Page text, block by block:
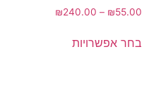
₪55.00
–
₪240.00
בחר אפשרויות